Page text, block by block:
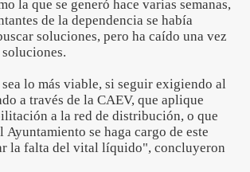
la que se generó hace varias semanas,
de la dependencia se había
soluciones, pero ha caído una vez
sea lo más viable, si seguir exigiendo al
a través de la CAEV, que aplique
a la red de distribución, o que
se haga cargo de este
la falta del vital líquido", concluyeron